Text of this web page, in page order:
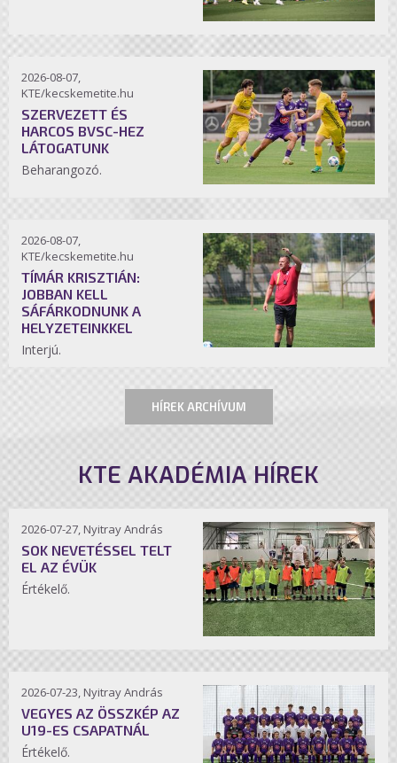
2026-08-07,
KTE/kecskemetite.hu
SZERVEZETT ÉS
HARCOS BVSC-HEZ
LÁTOGATUNK
Beharangozó.
2026-08-07,
KTE/kecskemetite.hu
TÍMÁR KRISZTIÁN:
JOBBAN KELL
SÁFÁRKODNUNK A
HELYZETEINKKEL
Interjú.
HÍREK ARCHÍVUM
KTE AKADÉMIA HÍREK
2026-07-27, Nyitray András
SOK NEVETÉSSEL TELT
EL AZ ÉVÜK
Értékelő.
2026-07-23, Nyitray András
VEGYES AZ ÖSSZKÉP AZ
U19-ES CSAPATNÁL
Értékelő.